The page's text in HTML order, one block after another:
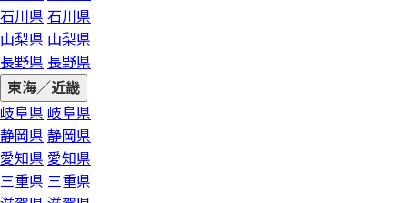
石川県 石川県
山梨県 山梨県
長野県 長野県
東海／近畿
岐阜県 岐阜県
静岡県 静岡県
愛知県 愛知県
三重県 三重県